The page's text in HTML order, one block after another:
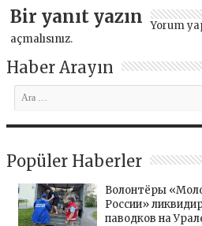
Bir yanıt yazın Yorum
açmalısınız.
Haber Arayın
Popüler Haberler
Волонтёры
России»
паводков на